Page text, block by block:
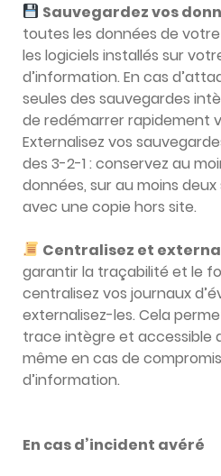
Sauvegardez vos
toutes les données de
les logiciels installés sur
d’information. En cas
seules des sauvegardes
de redémarrer rapidement
Externalisez vos
des 3-2-1 : conservez au
données, sur au moins
avec une copie hors site.
Centralisez et
garantir la traçabilité et le
centralisez vos journaux
externalisez-les. Cela
trace intègre et accessible
même en cas de
d’information.
En cas d’incident avéré